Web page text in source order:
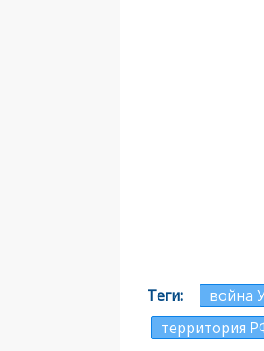
Теги война
территория